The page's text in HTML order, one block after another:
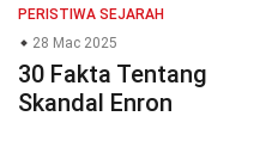
PERISTIWA SEJARAH
28 Mac 2025
30 Fakta Tentang
Skandal Enron